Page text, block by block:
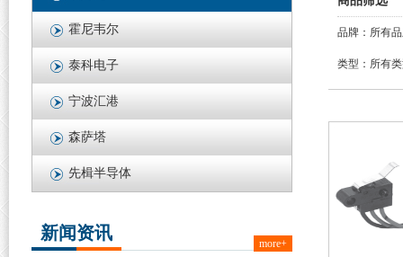
霍尼韦尔
泰科电子
宁波汇港
森萨塔
先楫半导体
新闻资讯
more+
品牌： 所有
类型： 所有